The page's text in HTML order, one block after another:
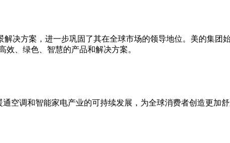
决方案，进一步巩固了其在全球市场的领导地位。美的集团
、绿色、智慧的产品和解决方案。
空调和智能家电产业的可持续发展，为全球消费者创造更加舒